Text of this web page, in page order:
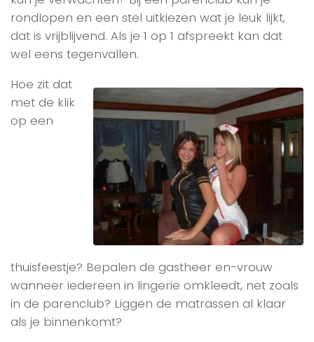
rondlopen en een stel uitkiezen wat je leuk lijkt,
dat is vrijblijvend. Als je 1 op 1 afspreekt kan dat
wel eens tegenvallen.
Hoe zit dat
met de klik
op een
thuisfeestje? Bepalen de gastheer en-vrouw
wanneer iedereen in lingerie omkleedt, net zoals
in de parenclub? Liggen de matrassen al klaar
als je binnenkomt?